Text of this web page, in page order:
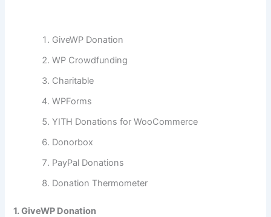
GiveWP Donation
WP Crowdfunding
Charitable
WPForms
YITH Donations for WooCommerce
Donorbox
PayPal Donations
Donation Thermometer
1. GiveWP Donation